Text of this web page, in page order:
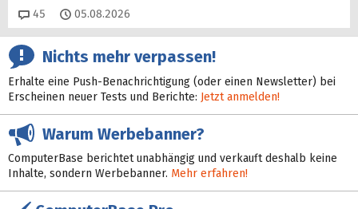
45 Kommentare
05.08.2026
Nichts mehr verpassen!
Erhalte eine Push-Benachrichtigung (oder einen Newsletter) bei
Erscheinen neuer Tests und Berichte: Jetzt anmelden!
Warum Werbebanner?
ComputerBase berichtet unabhängig und verkauft deshalb keine
Inhalte, sondern Werbebanner. Mehr erfahren!